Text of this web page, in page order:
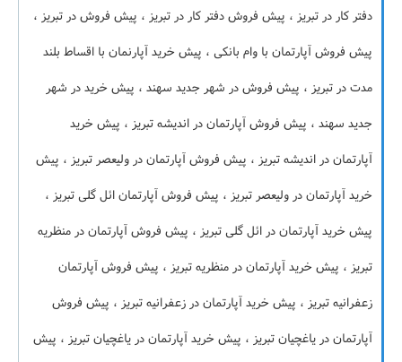
دفتر کار در تبریز ، پیش فروش دفتر کار در تبریز ، پیش فروش در تبریز ،
پیش فروش آپارتمان با وام بانکی ، پیش خرید آپارنمان با اقساط بلند
مدت در تبریز ، پیش فروش در شهر جدید سهند ، پیش خرید در شهر
جدید سهند ، پیش فروش آپارتمان در اندیشه تبریز ، پیش خرید
آپارتمان در اندیشه تبریز ، پیش فروش آپارتمان در ولیعصر تبریز ، پیش
خرید آپارتمان در ولیعصر تبریز ، پیش فروش آپارتمان ائل گلی تبریز ،
پیش خرید آپارتمان در ائل گلی تبریز ، پیش فروش آپارتمان در منظریه
تبریز ، پیش خرید آپارتمان در منظریه تبریز ، پیش فروش آپارتمان
زعفرانیه تبریز ، پیش خرید آپارتمان در زعفرانیه تبریز ، پیش فروش
آپارتمان در یاغچیان تبریز ، پیش خرید آپارتمان در یاغچیان تبریز ، پیش